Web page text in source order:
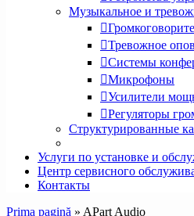
Музыкальное и
Тревожное
Системы
Микрофоны
Усилители
Регуляторы
Структурированные
Услуги по установке и
Центр сервисного
Контакты
Prima pagină » APart Audio